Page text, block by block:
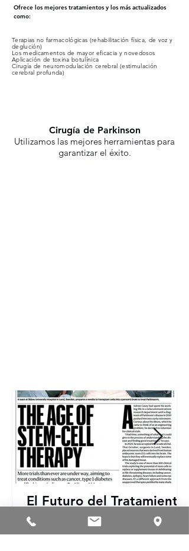
Terapias no farmacológicas (rehabilitación física, de voz y
deglución)
Los medicamentos de mayor eficacia y novedosos
Aplicación de toxina botulínica
Cirugía de neuromodulación cerebral (estimulación
cerebral profunda)
Cirugía de Parkinson
Utilizamos las mejores herramientas para
garantizar el éxito.
Ofrece los mejores tratamientos y los más actualizados
como:
El Futuro del Tratamiento
del Parkinson: La
Revolución de las Células